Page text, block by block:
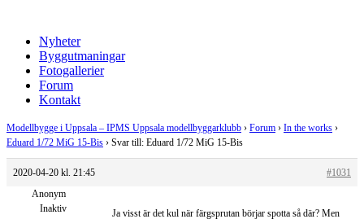
Nyheter
Byggutmaningar
Fotogallerier
Forum
Kontakt
Modellbygge i Uppsala – IPMS Uppsala modellbyggarklubb › Forum › In the works ›
Eduard 1/72 MiG 15-Bis › Svar till: Eduard 1/72 MiG 15-Bis
2020-04-20 kl. 21:45
#1031
Anonym
Inaktiv
Ja visst är det kul när färgsprutan börjar spotta så där? Men